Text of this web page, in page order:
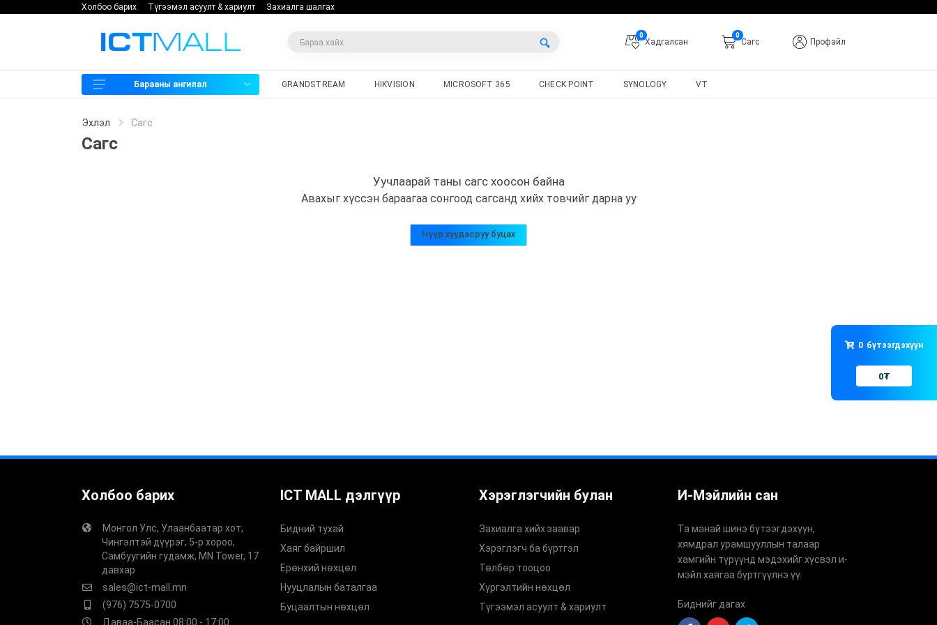
Холбоо барих Түгээмэл асуулт & хариулт Захиалга шалгах
0
Хадгалсан
0
Cагс Профайл
Барааны ангилал GRANDSTREAM HIKVISION MICROSOFT 365 CHECK POINT SYNOLOGY VT
Эхлэл Сагс
Сагс
Уучлаарай таны сагс хоосон байна
Авахыг хүссэн бараагаа сонгоод сагсанд хийх товчийг дарна уу
Нүүр хуудасруу буцах
Холбоо барих
Монгол Улс, Улаанбаатар хот,
Чингэлтэй дүүрэг, 5-р хороо,
Самбуугийн гудамж, MN Tower, 17
давхар
sales@ict-mall.mn
(976) 7575-0700
Даваа-Баасан 08:00 - 17:00
ICT MALL дэлгүүр
Бидний тухай
Хаяг байршил
Ерөнхий нөхцөл
Нууцлалын баталгаа
Буцаалтын нөхцөл
Хэрэглэгчийн булан
Захиалга хийх заавар
Хэрэглэгч ба бүртгэл
Төлбөр тооцоо
Хүргэлтийн нөхцөл
Түгээмэл асуулт & хариулт
И-Мэйлийн сан
Та манай шинэ бүтээгдэхүүн,
хямдрал урамшууллын талаар
хамгийн түрүүнд мэдэхийг хүсвэл и-
мэйл хаягаа бүртгүүлнэ үү.
Биднийг дагах
0 бүтээгдэхүүн
0₮